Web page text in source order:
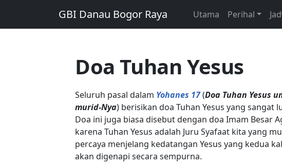
GBI Danau Bogor Raya Utama Perihal
Doa Tuhan Yesus
Seluruh pasal dalam Yohanes 17(Doa Tuhan Yesus
murid-Nya) berisikan doa Tuhan Yesus yang sangat
Doa ini juga biasa disebut dengan doa Imam Besar
karena Tuhan Yesus adalah Juru Syafaat kita yang
percaya menjelang kedatangan Yesus yang kedua
akan digenapi secara sempurna.